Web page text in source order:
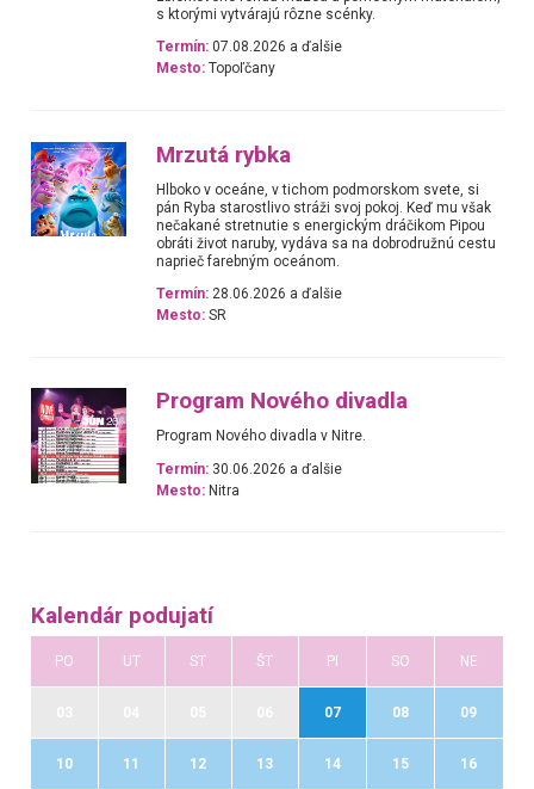
s ktorými vytvárajú rôzne scénky.
Termín: 07.08.2026 a ďalšie
Mesto: Topoľčany
Mrzutá rybka
Hlboko v oceáne, v tichom podmorskom svete, si
pán Ryba starostlivo stráži svoj pokoj. Keď mu však
nečakané stretnutie s energickým dráčikom Pipou
obráti život naruby, vydáva sa na dobrodružnú cestu
naprieč farebným oceánom.
Termín: 28.06.2026 a ďalšie
Mesto: SR
Program Nového divadla
Program Nového divadla v Nitre.
Termín: 30.06.2026 a ďalšie
Mesto: Nitra
Kalendár podujatí
PO UT ST ŠT PI SO NE
07 08 09
10 11 12 13 14 15 16